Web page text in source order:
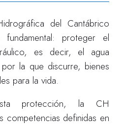
del Cantábrico
proteger el
es decir, el agua
la que discurre, bienes
para la vida.
protección, la CH
competencias definidas en